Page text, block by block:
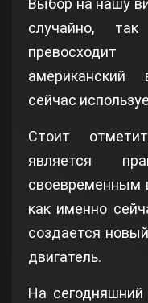
Выбор на нашу
случайно,
американский
сейчас
Стоит
является
своевременным
как именно
создается
двигатель.
На